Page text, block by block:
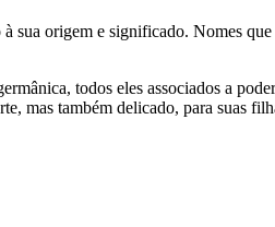
sua origem e significado. Nomes
todos eles associados a
mas também delicado, para suas